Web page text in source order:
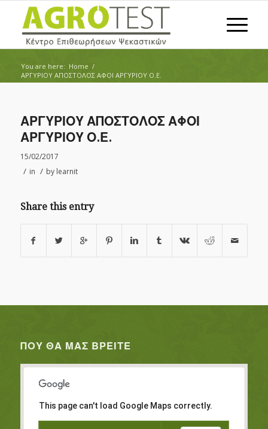
You are here: Home /
ΑΡΓΥΡΙΟΥ ΑΠΟΣΤΟΛΟΣ ΑΦΟΙ ΑΡΓΥΡΙΟΥ Ο.Ε.
ΑΡΓΥΡΙΟΥ ΑΠΟΣΤΟΛΟΣ ΑΦΟΙ
ΑΡΓΥΡΙΟΥ Ο.Ε.
15/02/2017
/ in / by learnit
Share this entry
ΠΟΥ ΘΑ ΜΑΣ ΒΡΕΊΤΕ
This page can't load Google Maps correctly.